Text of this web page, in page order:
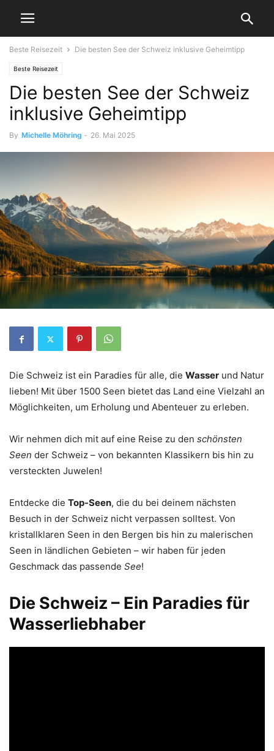
Beste Reisezeit Die besten See der Schweiz inklusive Geheimtipp
Beste Reisezeit
Die besten See der Schweiz
inklusive Geheimtipp
By Michelle Möhring - 26. Mai 2025
Die Schweiz ist ein Paradies für alle, die Wasser und Natur
lieben! Mit über 1500 Seen bietet das Land eine Vielzahl an
Möglichkeiten, um Erholung und Abenteuer zu erleben.
Wir nehmen dich mit auf eine Reise zu den schönsten
Seen der Schweiz – von bekannten Klassikern bis hin zu
versteckten Juwelen!
Entdecke die Top-Seen, die du bei deinem nächsten
Besuch in der Schweiz nicht verpassen solltest. Von
kristallklaren Seen in den Bergen bis hin zu malerischen
Seen in ländlichen Gebieten – wir haben für jeden
Geschmack das passende See!
Die Schweiz – Ein Paradies für
Wasserliebhaber